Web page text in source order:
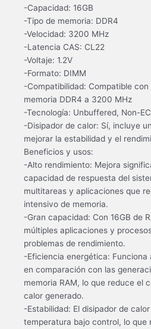
-Capacidad: 16GB
-Tipo de memoria: DDR4
-Velocidad: 3200 MHz
-Latencia CAS: CL22
-Voltaje: 1.2V
-Formato: DIMM
-Compatibilidad: Compatible
memoria DDR4 a 3200 MHz
-Tecnología: Unbuffered, Non-
-Disipador de calor: Sí, incluye
mejorar la estabilidad y el
Beneficios y usos:
-Alto rendimiento: Mejora
capacidad de respuesta del
multitareas y aplicaciones que
intensivo de memoria.
-Gran capacidad: Con 16GB de
múltiples aplicaciones y
problemas de rendimiento.
-Eficiencia energética: Funciona
en comparación con las
memoria RAM, lo que reduce el
calor generado.
-Estabilidad: El disipador de
temperatura bajo control, lo que